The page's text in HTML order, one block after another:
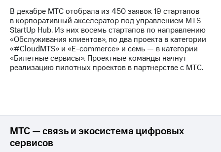
В декабре МТС отобрала из 450 заявок 19 стартапов
в корпоративный акселератор под управлением MTS
StartUp Hub. Из них восемь стартапов по направлению
«Обслуживания клиентов», по два проекта в категории
«#CloudMTS» и «E-commerce» и семь — в категории
«Билетные сервисы». Проектные команды начнут
реализацию пилотных проектов в партнерстве с МТС.
МТС — связь и экосистема цифровых
сервисов